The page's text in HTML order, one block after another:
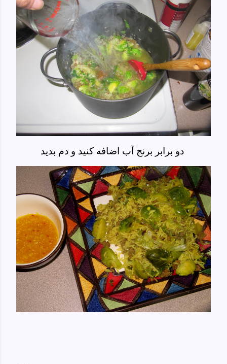
دو برابر برنج آب اضافه کنید و دم بدید